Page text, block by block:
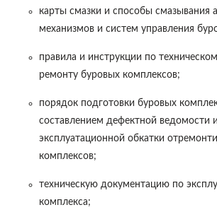
карты смазки и способы смазывания
механизмов и систем управления
правила и инструкции по
ремонту буровых комплексов;
порядок подготовки буровых
составлением дефектной ведомости
эксплуатационной обкатки
комплексов;
техническую документацию по
комплекса;